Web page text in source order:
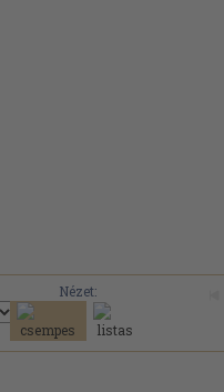
Nézet: